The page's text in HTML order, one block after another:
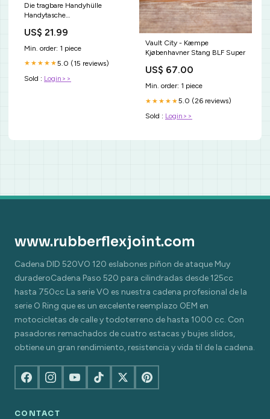
Die tragbare Handyhülle
Handytasche
US$ 21.99
Min. order: 1 piece
★★★★★5.0 (15 reviews)
Sold : Login>>
Vault City - Kæmpe
Kjøbenhavner Stang BLF Super
US$ 67.00
Min. order: 1 piece
★★★★★5.0 (26 reviews)
Sold : Login>>
www.rubberflexjoint.com
Cadena DID 520VO 120 eslabones piñon de ataque Muy
duraderoCadena Paso 520 para cilindradas desde 125cc
hasta 750cc La serie VO es nuestra cadena profesional de la
serie O Ring que es un excelente reemplazo OEM en
motocicletas de calle y todoterreno de hasta 1000 cc. Con
pasadores remachados de cuatro estacas y bujes slidos,
obtiene un gran rendimiento, resistencia y vida til de la cadena.
CONTACT